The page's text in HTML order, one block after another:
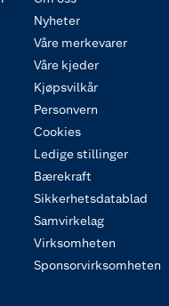
Nyheter
Våre merkevarer
Våre kjeder
Kjøpsvilkår
Personvern
Cookies
Ledige stillinger
Bærekraft
Sikkerhetsdatablad
Samvirkelag
Virksomheten
Sponsorvirksomheten